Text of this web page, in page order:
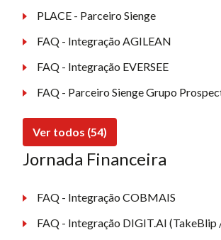
PLACE - Parceiro Sienge
FAQ - Integração AGILEAN
FAQ - Integração EVERSEE
FAQ - Parceiro Sienge Grupo
Ver todos (54)
Jornada Financeira
FAQ - Integração COBMAIS
FAQ - Integração DIGIT.AI